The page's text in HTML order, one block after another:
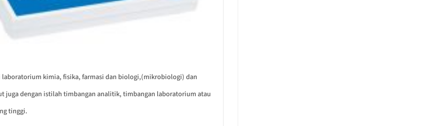
kimia, fisika, farmasi dan biologi,(mikrobiologi) dan
juga dengan istilah timbangan analitik, timbangan laboratorium atau
tinggi.